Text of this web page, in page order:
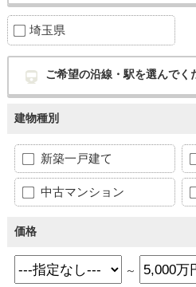
埼玉県
ご希望の沿線・駅を選んでく
建物種別
新築一戸建て
中古マンション
価格
～